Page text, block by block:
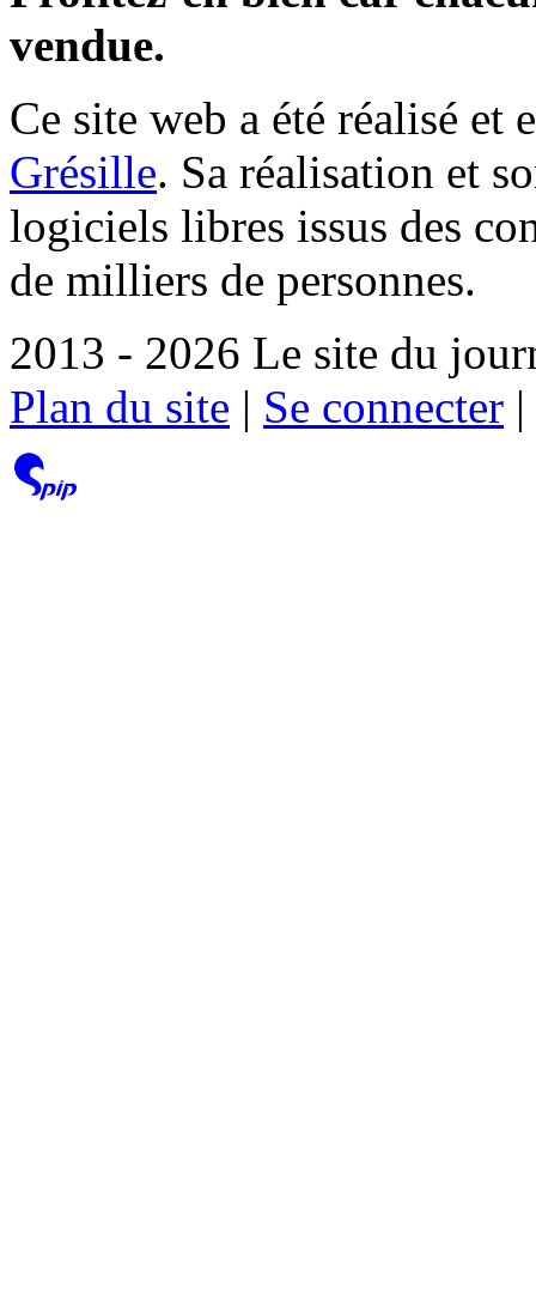
vendue.
Ce site web a été réalisé et
Grésille. Sa réalisation et
logiciels libres issus des
de milliers de personnes.
2013 - 2026 Le site du
Plan du site | Se connecter |